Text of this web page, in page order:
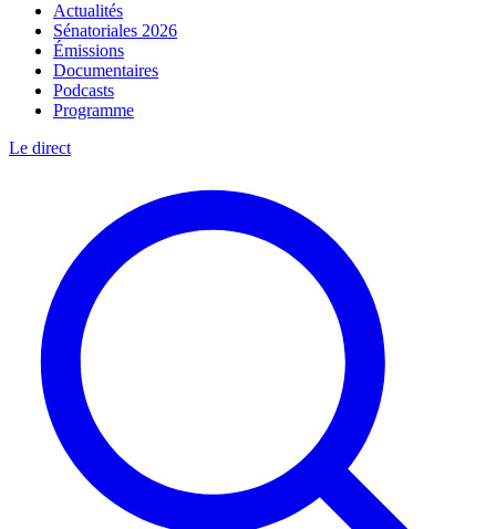
Actualités
Sénatoriales 2026
Émissions
Documentaires
Podcasts
Programme
Le direct